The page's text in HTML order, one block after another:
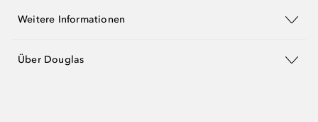
Weitere Informationen
Über Douglas